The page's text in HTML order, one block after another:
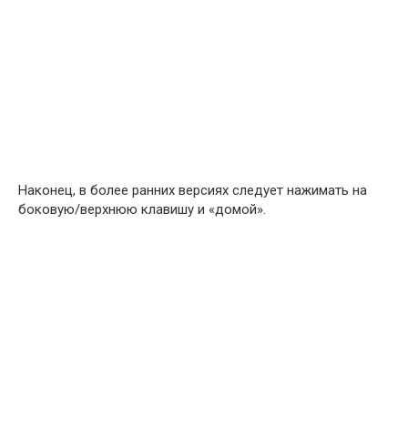
Наконец, в более ранних версиях следует нажимать на
боковую/верхнюю клавишу и «домой».